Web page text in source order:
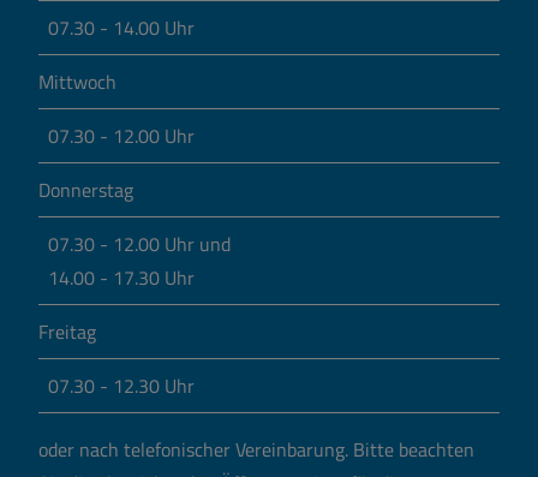
07.30 - 14.00 Uhr
Mittwoch
07.30 - 12.00 Uhr
Donnerstag
07.30 - 12.00 Uhr und
14.00 - 17.30 Uhr
Freitag
07.30 - 12.30 Uhr
oder nach telefonischer Vereinbarung. Bitte beachten